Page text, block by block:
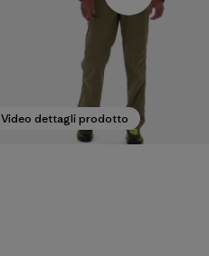
Video dettagli prodotto